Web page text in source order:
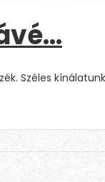
Széles